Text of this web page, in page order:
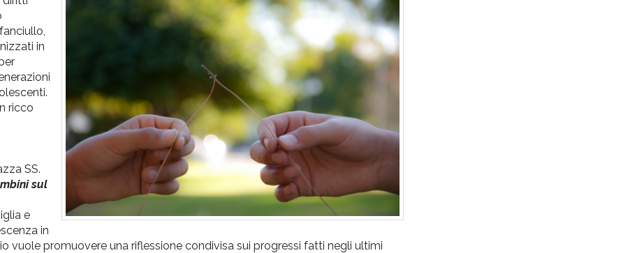
in
ricco
SS.
sul
e
in
vuole promuovere una riflessione condivisa sui progressi fatti negli ultimi